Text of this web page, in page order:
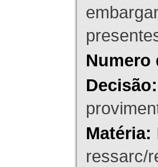
Numero
Decisão:
Matéria:
ressarc/